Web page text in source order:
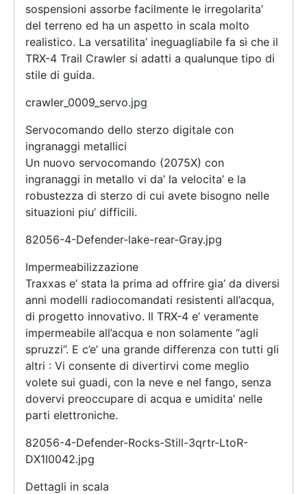
sospensioni assorbe facilmente le irregolarita’
del terreno ed ha un aspetto in scala molto
realistico. La versatilita’ ineguagliabile fa si che il
TRX-4 Trail Crawler si adatti a qualunque tipo di
stile di guida.
crawler_0009_servo.jpg
Servocomando dello sterzo digitale con
ingranaggi metallici
Un nuovo servocomando (2075X) con
ingranaggi in metallo vi da’ la velocita’ e la
robustezza di sterzo di cui avete bisogno nelle
situazioni piu’ difficili.
82056-4-Defender-lake-rear-Gray.jpg
Impermeabilizzazione
Traxxas e’ stata la prima ad offrire gia’ da diversi
anni modelli radiocomandati resistenti all’acqua,
di progetto innovativo. Il TRX-4 e’ veramente
impermeabile all’acqua e non solamente “agli
spruzzi”. E c’e’ una grande differenza con tutti gli
altri : Vi consente di divertirvi come meglio
volete sui guadi, con la neve e nel fango, senza
dovervi preoccupare di acqua e umidita’ nelle
parti elettroniche.
82056-4-Defender-Rocks-Still-3qrtr-LtoR-
DX1I0042.jpg
Dettagli in scala